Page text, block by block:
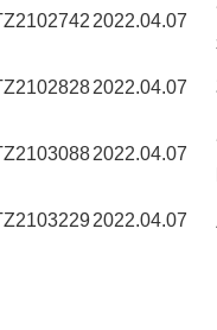
2022.04.07
2022.04.07
2022.04.07
2022.04.07